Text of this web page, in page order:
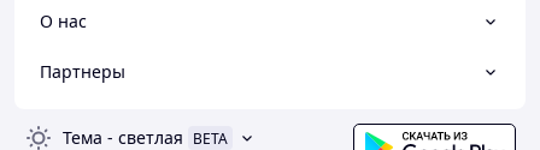
О нас
Партнеры
Тема - светлая BETA